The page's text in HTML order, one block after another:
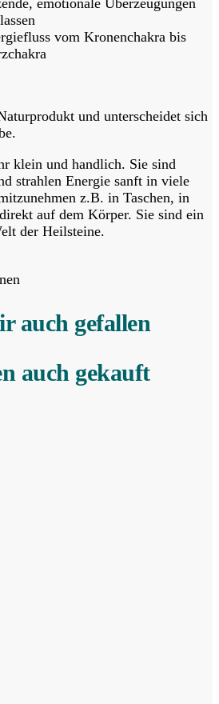
emotionale Überzeugungen
vom Kronenchakra bis
und unterscheidet sich
klein und handlich. Sie sind
strahlen Energie sanft in viele
z.B. in Taschen, in
auf dem Körper. Sie sind ein
der Heilsteine.
auch gefallen
auch gekauft